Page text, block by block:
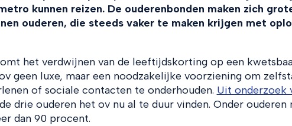
kunnen reizen. De ouderenbonden maken zich
ouderen, die steeds vaker te maken krijgen met
het verdwijnen van de leeftijdskorting op een
geen luxe, maar een noodzakelijke voorziening om
of sociale contacten te onderhouden. Uit onderzoek
drie ouderen het ov nu al te duur vinden. Onder ouderen
dan 90 procent.